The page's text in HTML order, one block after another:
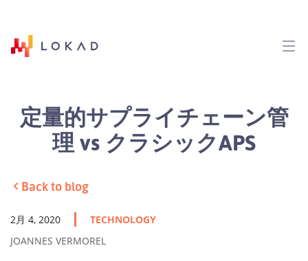
定量的サプライチェーン管
理 vs クラシックAPS
Back to blog
2月 4, 2020
TECHNOLOGY
JOANNES VERMOREL